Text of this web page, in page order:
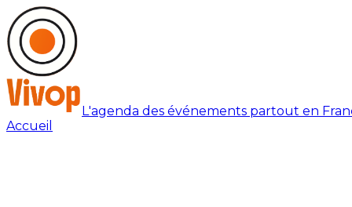
L'agenda des événements partout en
Accueil